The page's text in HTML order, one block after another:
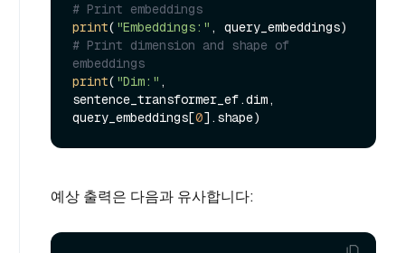
# Print embeddings
print( "Embeddings:"
# Print dimension and shape of
embeddings
print( "Dim:" ,
sentence_transformer_ef.dim,
query_embeddings[0
예상 출력은 다음과 유사합니다: